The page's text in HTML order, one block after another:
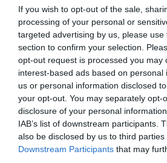
If you wish to opt-out of the sale,
processing of your personal or
targeted advertising by us, please
section to confirm your selection.
opt-out request is processed you may
interest-based ads based on personal
us or personal information disclosed
your opt-out. You may separately opt-
disclosure of your personal
IAB’s list of downstream participants.
also be disclosed by us to third parties
Downstream Participants that may
Los Ángeles 2028.
El paquete
Milano-Cortina 2026 y el resto de
paralímpicas.
Añadir2Playbookcomo fuente
de forma gratuita
Mantente informado con las últimas
Compartir